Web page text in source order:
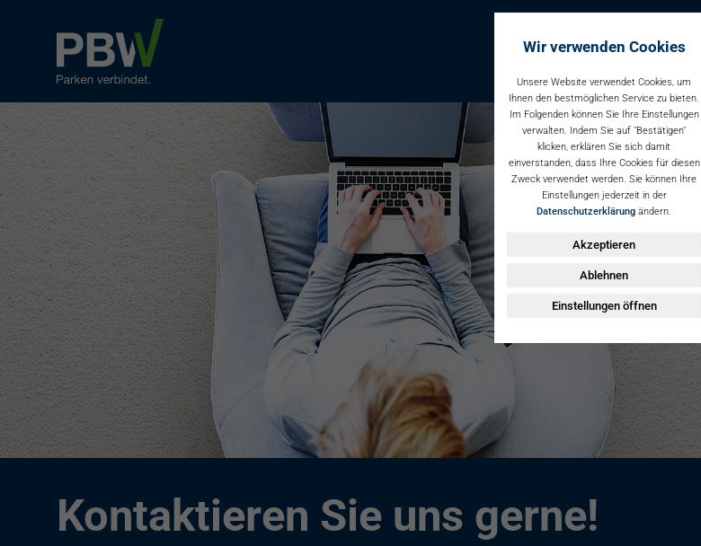
Kontaktieren Sie uns gerne!
Wir verwenden Cookies
Unsere Website verwendet Cookies, um
Ihnen den bestmöglichen Service zu bieten.
Im Folgenden können Sie Ihre Einstellungen
verwalten. Indem Sie auf "Bestätigen"
klicken, erklären Sie sich damit
einverstanden, dass Ihre Cookies für diesen
Zweck verwendet werden. Sie können Ihre
Einstellungen jederzeit in der
Datenschutzerklärung ändern.
Akzeptieren
Ablehnen
Einstellungen öffnen